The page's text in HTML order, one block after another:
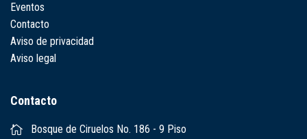
Eventos
Contacto
Aviso de privacidad
Aviso legal
Contacto
Bosque de Ciruelos No. 186 - 9 Piso